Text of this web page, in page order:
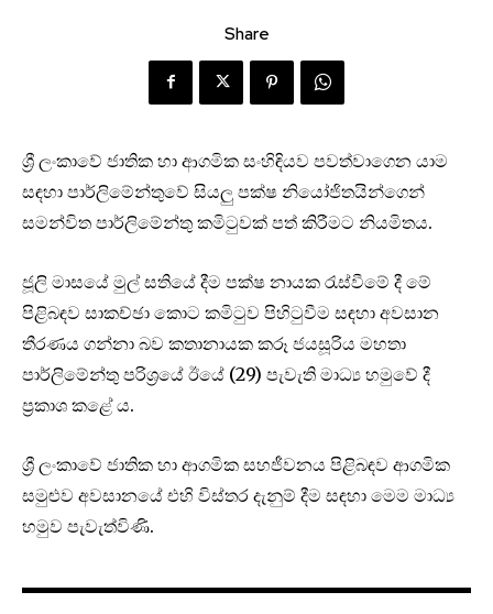
Share
ශ්‍රී ලංකාවේ ජාතික හා ආගමික සංහිඳියව පවත්වාගෙන යාම
සඳහා පාර්ලිමේන්තුවේ සියලු පක්ෂ නියෝජිතයින්ගෙන්
සමන්විත පාර්ලිමේන්තු කමිටුවක් පත් කිරීමට නියමිතය.
ජූලි මාසයේ මුල් සතියේ දීම පක්ෂ නායක රැස්වීමේ දී මේ
පිළිබඳව සාකච්ඡා කොට කමිටුව පිහිටුවීම සඳහා අවසාන
තීරණය ගන්නා බව කතානායක කරූ ජයසූරිය මහතා
පාර්ලිමේන්තු පරිශ්‍රයේ ඊයේ (29) පැවැති මාධ්‍ය හමුවේ දී
ප්‍රකාශ කළේ ය.
ශ්‍රී ලංකාවේ ජාතික හා ආගමික සහජීවනය පිළිබඳව ආගමික
සමුළුව අවසානයේ එහි විස්තර දැනුම් දීම සඳහා මෙම මාධ්‍ය
හමුව පැවැත්විණි.